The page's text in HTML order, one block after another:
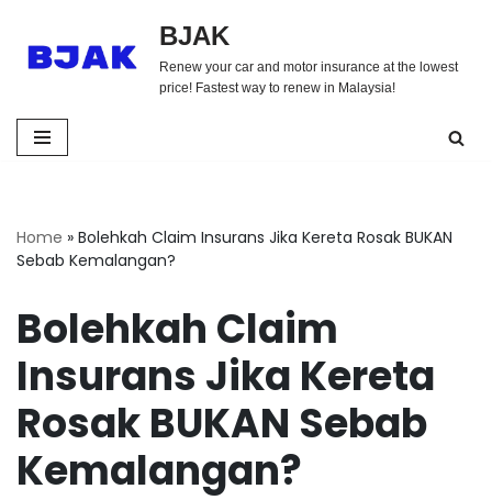
Skip
BJAK
Renew your car and motor insurance at the lowest
price! Fastest way to renew in Malaysia!
Home » Bolehkah Claim Insurans Jika Kereta Rosak BUKAN
Sebab Kemalangan?
Bolehkah Claim
Insurans Jika Kereta
Rosak BUKAN Sebab
Kemalangan?